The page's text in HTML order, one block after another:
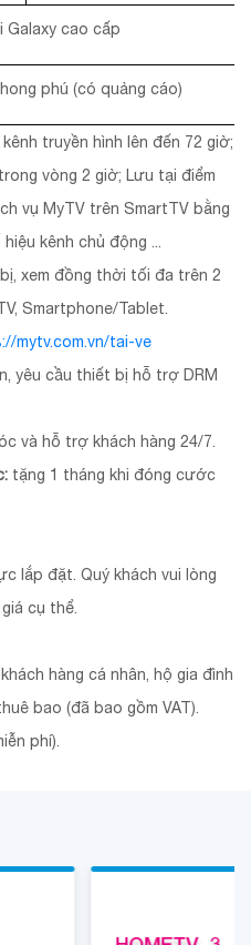
Galaxy cao cấp
phú (có quảng cáo)
truyền hình lên đến 72 giờ;
vòng 2 giờ; Lưu tại điểm
vụ MyTV trên SmartTV bằng
kênh chủ động ...
xem đồng thời tối đa trên 2
Smartphone/Tablet.
mytv.com.vn/tai-ve
yêu cầu thiết bị hỗ trợ DRM
và hỗ trợ khách hàng 24/7.
tặng 1 tháng khi đóng cước
lắp đặt. Quý khách vui lòng
cụ thể.
hàng cá nhân, hộ gia đình
bao (đã bao gồm VAT).
phí).